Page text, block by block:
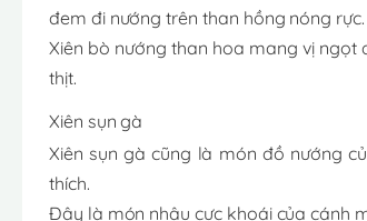
đem đi nướng trên than hồng nóng rực.
Xiên bò nướng than hoa mang vị
thịt.
Xiên sụn gà
Xiên sụn gà cũng là món đồ nướng
thích.
Đây là món nhậu cực khoái của cánh